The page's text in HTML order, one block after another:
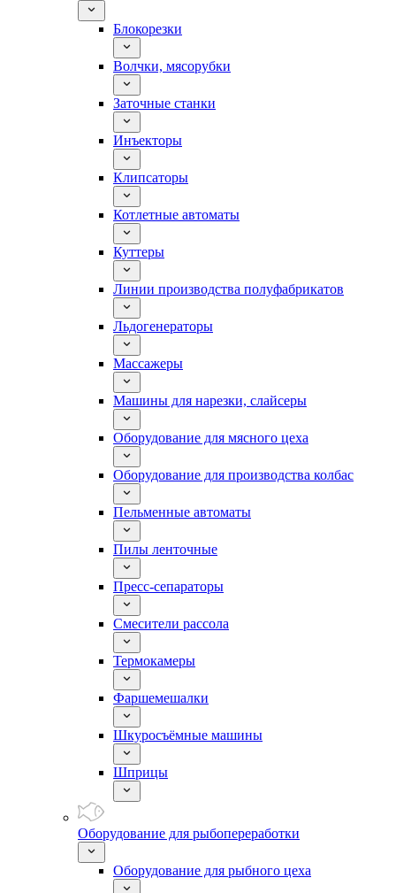
Блокорезки
Волчки, мясорубки
Заточные станки
Инъекторы
Клипсаторы
Котлетные автоматы
Куттеры
Линии производства полуфабрикатов
Льдогенераторы
Массажеры
Машины для нарезки, слайсеры
Оборудование для мясного цеха
Оборудование для производства колбас
Пельменные автоматы
Пилы ленточные
Пресс-сепараторы
Смесители рассола
Термокамеры
Фаршемешалки
Шкуросъёмные машины
Шприцы
Оборудование для рыбопереработки
Оборудование для рыбного цеха